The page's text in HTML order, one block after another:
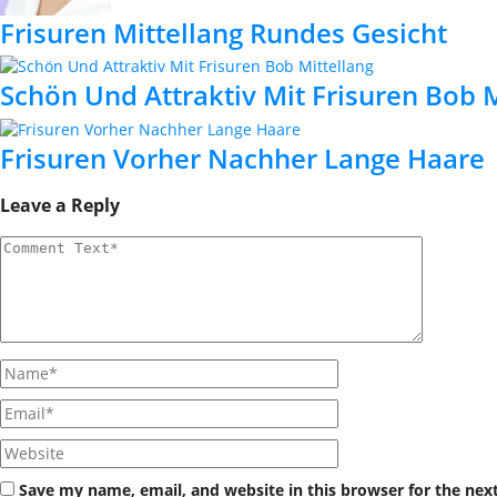
Frisuren Mittellang Rundes Gesicht
Schön Und Attraktiv Mit Frisuren Bob
Frisuren Vorher Nachher Lange Haare
Leave a Reply
Save my name, email, and website in this browser for the